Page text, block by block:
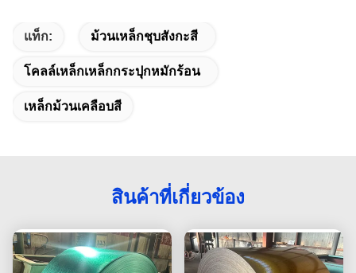
แท็ก: ม้วนเหล็กชุบสังกะสี
โคลล์เหล็กเหล็กกระปุกหมักร้อน
เหล็กม้วนเคลือบสี
สินค้าที่เกี่ยวข้อง